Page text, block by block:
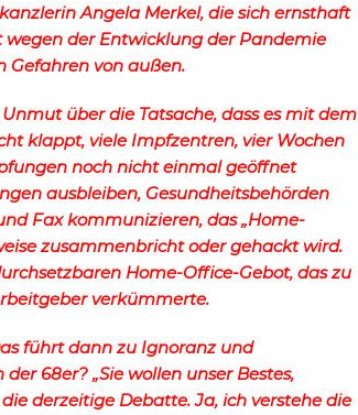
Angela Merkel, die sich ernsthaft
der Entwicklung der Pandemie
Gefahren von außen.
über die Tatsache, dass es mit dem
klappt, viele Impfzentren, vier Wochen
noch nicht einmal geöffnet
ausbleiben, Gesundheitsbehörden
Fax kommunizieren, das „Home-
zusammenbricht oder gehackt wird.
Home-Office-Gebot, das zu
verkümmerte.
führt dann zu Ignoranz und
68er? „Sie wollen unser Bestes,
derzeitige Debatte. Ja, ich verstehe die